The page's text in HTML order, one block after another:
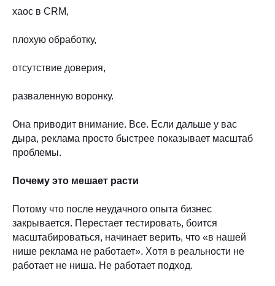
хаос в CRM,
плохую обработку,
отсутствие доверия,
разваленную воронку.
Она приводит внимание. Все. Если дальше у вас
дыра, реклама просто быстрее показывает масштаб
проблемы.
Почему это мешает расти
Потому что после неудачного опыта бизнес
закрывается. Перестает тестировать, боится
масштабироваться, начинает верить, что «в нашей
нише реклама не работает». Хотя в реальности не
работает не ниша. Не работает подход.